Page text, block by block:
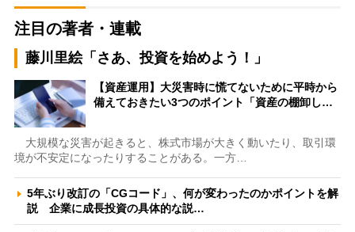
注目の著者・連載
藤川里絵「さあ、投資を始めよう！」
【資産運用】大災害時に慌てないために平時から
備えておきたい3つのポイント「資産の棚卸し…
大規模な災害が起きると、株式市場が大きく動いたり、取引環
境が不安定になったりすることがある。一方…
5年ぶり改訂の「CGコード」、何が変わったのかポイントを解
説 企業に成長投資の具体的な説…